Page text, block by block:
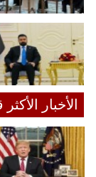
الأخبار